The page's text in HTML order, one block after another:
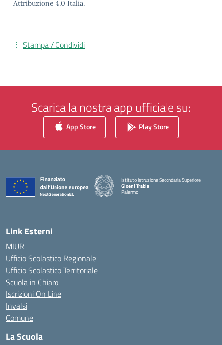
Attribuzione 4.0 Italia.
Stampa / Condividi
Scarica la nostra app ufficiale su:
App Store Play Store
Istituto Istruzione Secondaria Superiore
Gioeni Trabia
Palermo
Link Esterni
MIUR
Ufficio Scolastico Regionale
Ufficio Scolastico Territoriale
Scuola in Chiaro
Iscrizioni On Line
Invalsi
Comune
La Scuola